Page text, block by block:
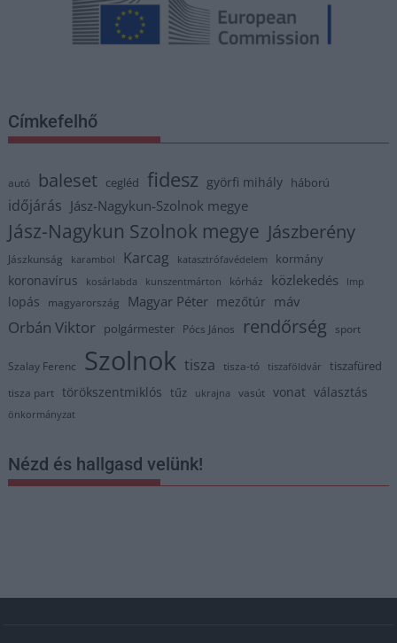
Címkefelhő
autó baleset cegléd fidesz györfi mihály háború
időjárás Jász-Nagykun-Szolnok megye
Jász-Nagykun Szolnok megye Jászberény
Jászkunság karambol Karcag katasztrófavédelem kormány
koronavírus kosárlabda kunszentmárton kórház közlekedés lmp
lopás magyarország Magyar Péter mezőtúr máv
Orbán Viktor polgármester Pócs János rendőrség sport
Szalay Ferenc Szolnok tisza tisza-tó tiszaföldvár tiszafüred
tisza part törökszentmiklós tűz ukrajna vasút vonat választás
önkormányzat
Nézd és hallgasd velünk!